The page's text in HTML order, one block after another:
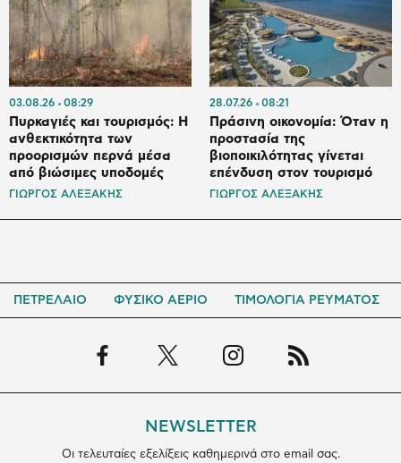
03.08.26 08:29
Πυρκαγιές και τουρισμός: Η
ανθεκτικότητα των
προορισμών περνά μέσα
από βιώσιμες υποδομές
ΓΙΩΡΓΟΣ ΑΛΕΞΑΚΗΣ
28.07.26 08:21
Πράσινη οικονομία: Όταν η
προστασία της
βιοποικιλότητας γίνεται
επένδυση στον τουρισμό
ΓΙΩΡΓΟΣ ΑΛΕΞΑΚΗΣ
ΠΕΤΡΕΛΑΙΟ ΦΥΣΙΚΟ ΑΕΡΙΟ ΤΙΜΟΛΟΓΙΑ ΡΕΥΜΑΤΟΣ
NEWSLETTER
Οι τελευταίες εξελίξεις καθημερινά στο email σας.